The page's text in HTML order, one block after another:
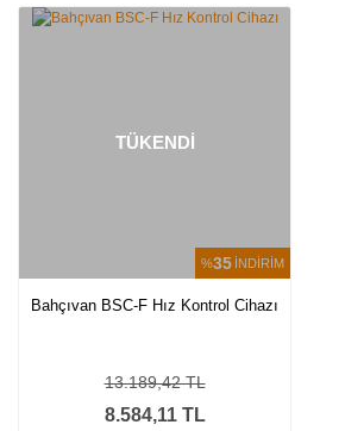
%35 İNDİRİM
TÜKENDİ
Bahçıvan BSC-F Hız Kontrol Cihazı
8.584,11 TL
13.189,42 TL